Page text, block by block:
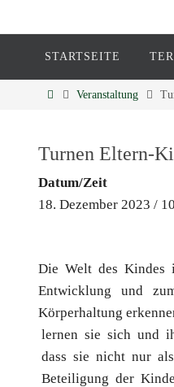
STARTSEITE
Veranstaltung
Turnen Eltern-
Datum/Zeit
18. Dezember 2023 /
Die Welt des Kindes
Entwicklung und
Körperhaltung
lernen sie sich und
dass sie nicht nur
Beteiligung der